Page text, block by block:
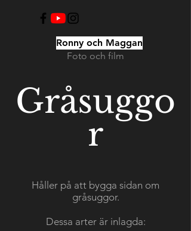
Ronny och Maggan
Foto och film
Gråsuggo
r
Håller på att bygga sidan om
gråsuggor.
Dessa arter är inlagda: